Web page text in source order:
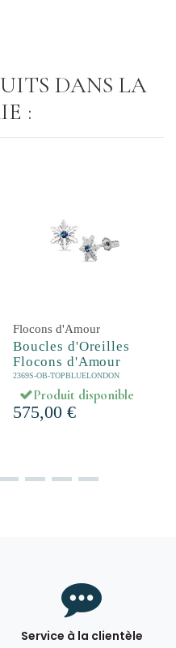
DANS LA
:
Flocons d'Amour
Boucles d'Oreilles
Flocons d'Amour
2369S-OB-TOPBLUELONDON
Produit disponible
575,00 €
Service à la clientèle